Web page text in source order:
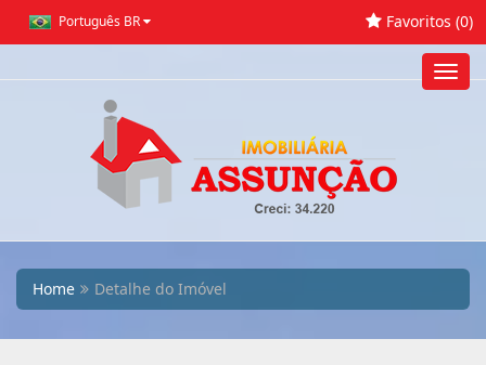
Português BR Favoritos (0)
Home Detalhe do Imóvel